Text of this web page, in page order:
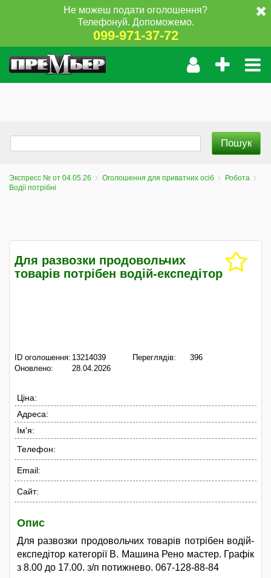
Не можеш подати оголошення?
Телефонуй. Допоможемо.
099-971-37-72
Экспресс № от 04.05.26 Оголошення для приватних осіб
Робота
Водії потрібні
Для развозки продовольчих
товарів потрібен водій-експедітор
ID оголошення: 13214039
Оновлено:
28.04.2026
Переглядів: 396
Ціна:
Адреса:
Ім'я:
Телефон:
Email:
Сайт:
Опис
Для развозки продовольчих товарів потрібен водій-
експедітор категорії В. Машина Рено мастер. Графік
з 8.00 до 17.00. з/п потижнево. 067-128-88-84